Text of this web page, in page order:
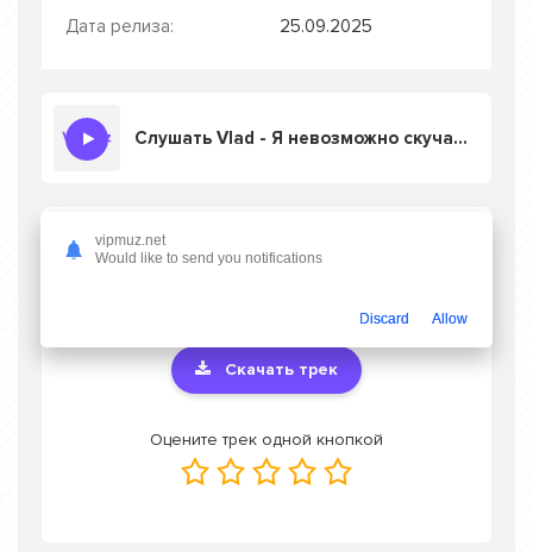
Дата релиза:
25.09.2025
Слушать Vlad - Я невозможно скучаю (Cover)
Скачать песню Vlad - Я невозможно
скучаю (Cover)в mp3 или слушать онлайн
Скачать трек
Оцените трек одной кнопкой
vipmuz.net
Would like to send you notifications
Discard Allow